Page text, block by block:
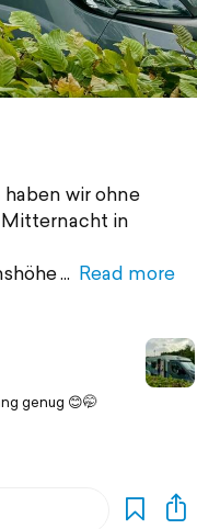
wir ohne
in
Read more
genug 😊🤭